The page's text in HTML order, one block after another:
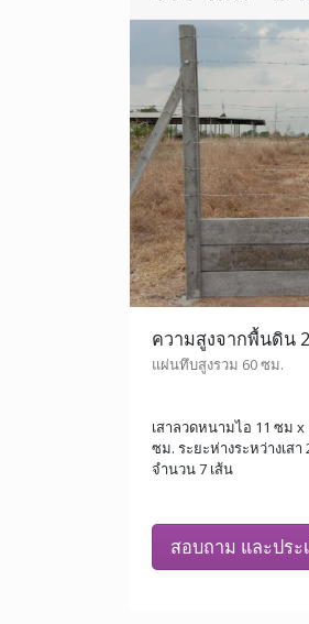
ความสูงจากพื้นดิน
แผ่นทึบสูงรวม 60 ซม.
เสาลวดหนามไอ 11 ซม x
ซม. ระยะห่างระหว่างเส
จำนวน 7 เส้น
สอบถาม และประ